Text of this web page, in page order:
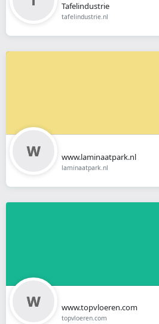
Tafelindustrie
tafelindustrie.nl
www.laminaatpark.nl
laminaatpark.nl
www.topvloeren.com
topvloeren.com